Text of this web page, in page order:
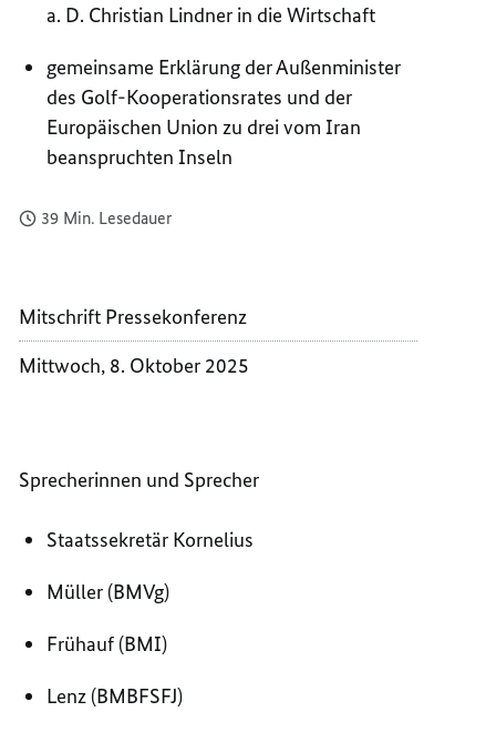
a. D. Christian Lindner in die Wirtschaft
gemeinsame Erklärung der Außenminister
des Golf-Kooperationsrates und der
Europäischen Union zu drei vom Iran
beanspruchten Inseln
39 Min. Lesedauer
Mitschrift Pressekonferenz
Mittwoch, 8. Oktober 2025
Sprecherinnen und Sprecher
Staatssekretär Kornelius
Müller (BMVg)
Frühauf (BMI)
Lenz (BMBFSFJ)